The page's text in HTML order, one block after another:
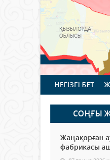
НЕГІЗГІ БЕТ
СОҢҒЫ
Жаңақорған
фабрикасы